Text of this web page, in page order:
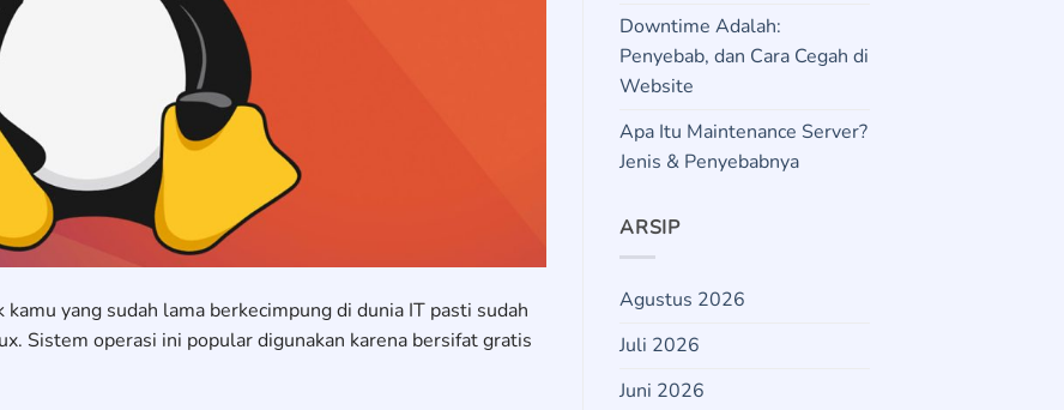
yang sudah lama berkecimpung di dunia IT pasti sudah
Sistem operasi ini popular digunakan karena bersifat gratis
Downtime Adalah:
Penyebab, dan Cara Cegah di
Website
Apa Itu Maintenance Server?
Jenis & Penyebabnya
ARSIP
Agustus 2026
Juli 2026
Juni 2026